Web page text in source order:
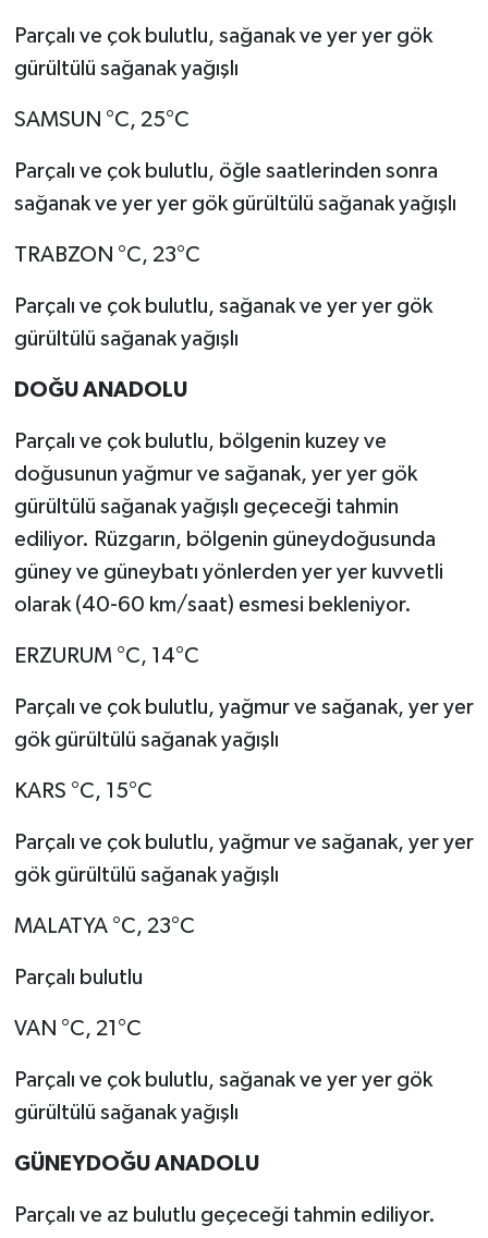
Parçalı ve çok bulutlu, sağanak ve yer yer gök
gürültülü sağanak yağışlı
SAMSUN °C, 25°C
Parçalı ve çok bulutlu, öğle saatlerinden sonra
sağanak ve yer yer gök gürültülü sağanak yağışlı
TRABZON °C, 23°C
Parçalı ve çok bulutlu, sağanak ve yer yer gök
gürültülü sağanak yağışlı
DOĞU ANADOLU
Parçalı ve çok bulutlu, bölgenin kuzey ve
doğusunun yağmur ve sağanak, yer yer gök
gürültülü sağanak yağışlı geçeceği tahmin
ediliyor. Rüzgarın, bölgenin güneydoğusunda
güney ve güneybatı yönlerden yer yer kuvvetli
olarak (40-60 km/saat) esmesi bekleniyor.
ERZURUM °C, 14°C
Parçalı ve çok bulutlu, yağmur ve sağanak, yer yer
gök gürültülü sağanak yağışlı
KARS °C, 15°C
Parçalı ve çok bulutlu, yağmur ve sağanak, yer yer
gök gürültülü sağanak yağışlı
MALATYA °C, 23°C
Parçalı bulutlu
VAN °C, 21°C
Parçalı ve çok bulutlu, sağanak ve yer yer gök
gürültülü sağanak yağışlı
GÜNEYDOĞU ANADOLU
Parçalı ve az bulutlu geçeceği tahmin ediliyor.